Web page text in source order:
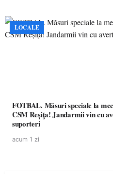
LOCALE
FOTBAL. Măsuri speciale la
CSM Reșița! Jandarmii vin cu
suporteri
acum 1 zi